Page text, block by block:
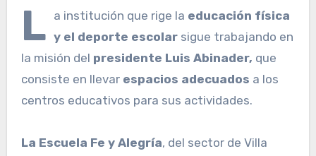
L a institución que rige la educación física
y el deporte escolarsigue trabajando en
la misión del presidente Luis Abinader, que
consiste en llevar espacios adecuados a los
centros educativos para sus actividades.
La Escuela Fe y Alegría, del sector de Villa